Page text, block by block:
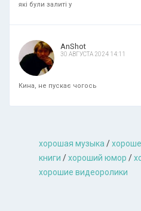
які були залиті у
AnShot
30 АВГУСТА 2024 14:11
Кина, не пускає чогось
хорошая музыкa/
книги /хороший юмор /
хорошие видеоролики